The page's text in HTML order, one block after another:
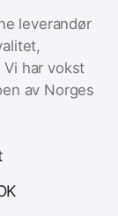
leverandør
har vokst
av Norges